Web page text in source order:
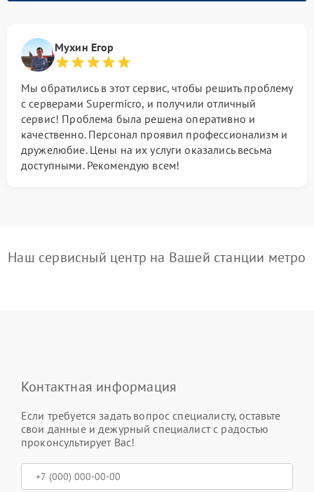
Мухин Егор
Мы обратились в этот сервис, чтобы решить проблему
с серверами Supermicro, и получили отличный
сервис! Проблема была решена оперативно и
качественно. Персонал проявил профессионализм и
дружелюбие. Цены на их услуги оказались весьма
доступными. Рекомендую всем!
Наш сервисный центр на Вашей станции метро
Контактная информация
Если требуется задать вопрос специалисту, оставьте
свои данные и дежурный специалист с радостью
проконсультирует Вас!